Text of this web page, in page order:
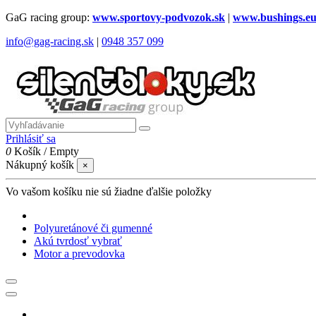
GaG racing group: www.sportovy-podvozok.sk | www.bushings.eu
info@gag-racing.sk | 0948 357 099
Prihlásiť sa
0 Košík /Empty
Nákupný košík
×
Vo vašom košíku nie sú žiadne ďalšie položky
Polyuretánové či gumenné
Akú tvrdosť vybrať
Motor a prevodovka